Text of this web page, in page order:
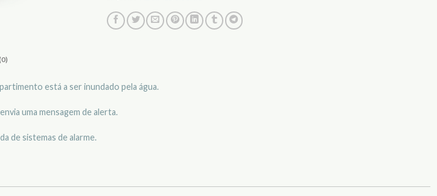
está a ser inundado pela água.
uma mensagem de alerta.
de sistemas de alarme.